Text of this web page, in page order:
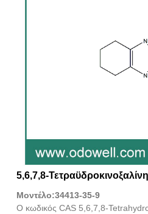
5,6,7,8-Τετραϋδροκινοξαλίνη
Μοντέλο:34413-35-9
Ο κωδικός CAS 5,6,7,8-